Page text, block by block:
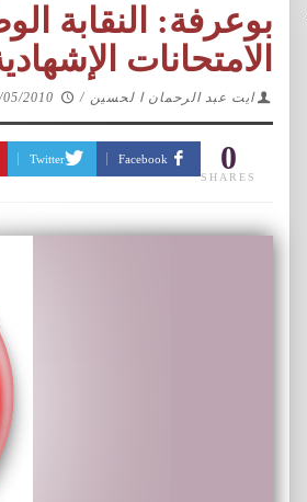
بوعرفة: النقابة
الامتحانات
ايت عبد الرحمان ا لحسين /
05/2010
0
SHARES
Facebook
Twitter